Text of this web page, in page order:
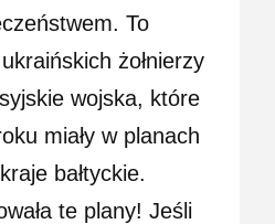
To
żołnierzy
wojska, które
miały w planach
bałtyckie.
te plany! Jeśli